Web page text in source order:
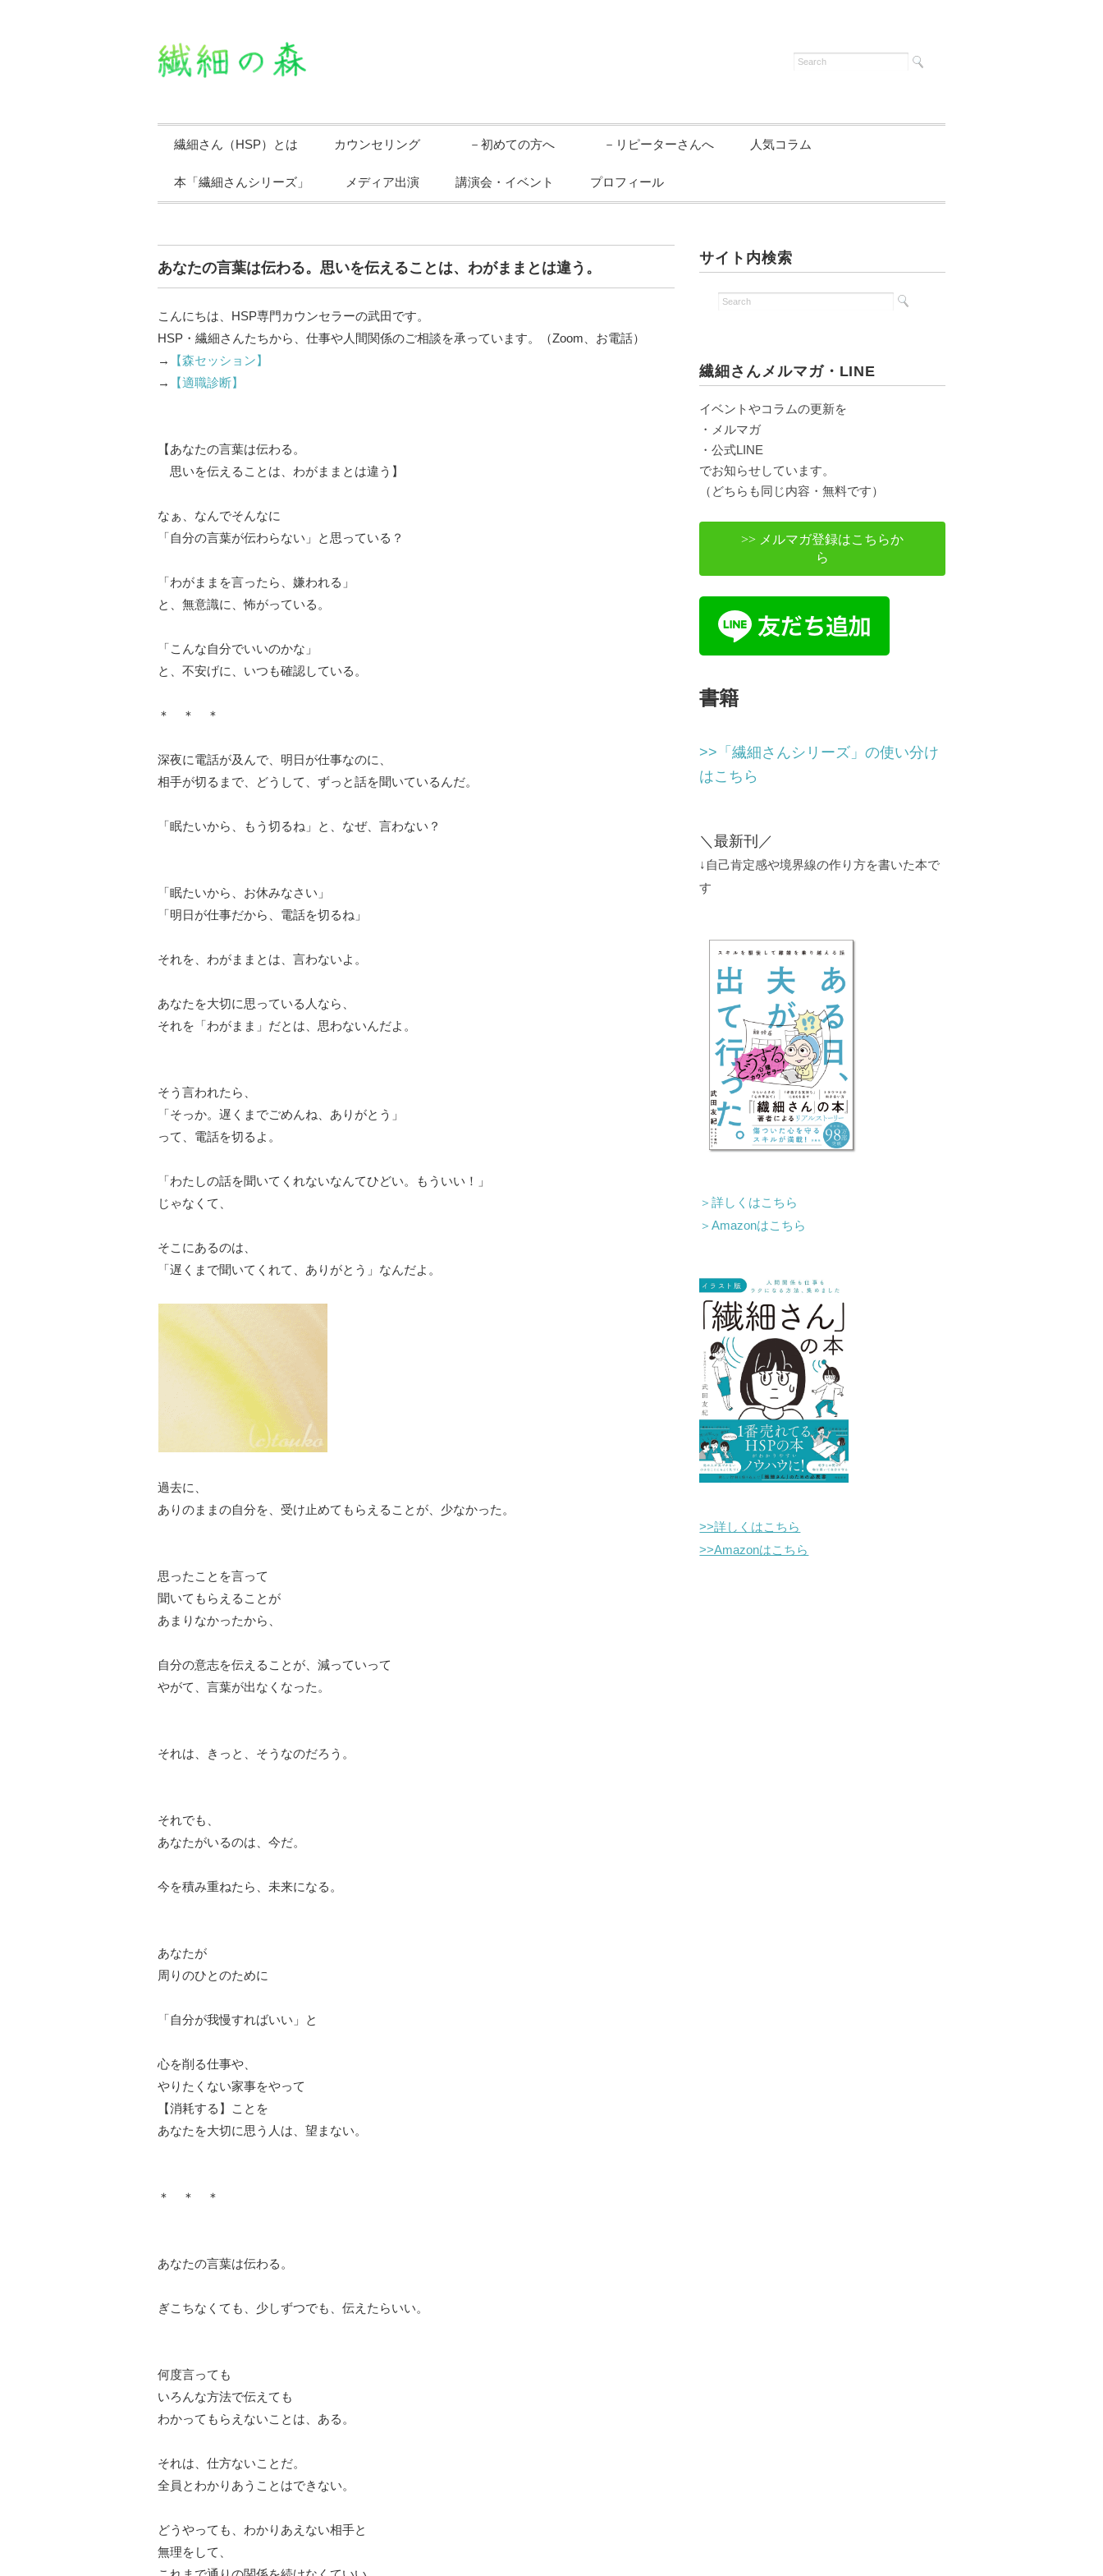
繊細さん（HSP）とは カウンセリング －初めての方へ －リピーターさんへ 人気コラム
本「繊細さんシリーズ」 メディア出演 講演会・イベント プロフィール
あなたの言葉は伝わる。思いを伝えることは、わがままとは違う。
こんにちは、HSP専門カウンセラーの武田です。
HSP・繊細さんたちから、仕事や人間関係のご相談を承っています。（Zoom、お電話）
→
【森セッション】
→
【適職診断】
【あなたの言葉は伝わる。
思いを伝えることは、わがままとは違う】
なぁ、なんでそんなに
「自分の言葉が伝わらない」と思っている？
「わがままを言ったら、嫌われる」
と、無意識に、怖がっている。
「こんな自分でいいのかな」
と、不安げに、いつも確認している。
＊ ＊ ＊
深夜に電話が及んで、明日が仕事なのに、
相手が切るまで、どうして、ずっと話を聞いているんだ。
「眠たいから、もう切るね」と、なぜ、言わない？
「眠たいから、お休みなさい」
「明日が仕事だから、電話を切るね」
それを、わがままとは、言わないよ。
あなたを大切に思っている人なら、
それを「わがまま」だとは、思わないんだよ。
そう言われたら、
「そっか。遅くまでごめんね、ありがとう」
って、電話を切るよ。
「わたしの話を聞いてくれないなんてひどい。もういい！」
じゃなくて、
そこにあるのは、
「遅くまで聞いてくれて、ありがとう」なんだよ。
過去に、
ありのままの自分を、受け止めてもらえることが、少なかった。
思ったことを言って
聞いてもらえることが
あまりなかったから、
自分の意志を伝えることが、減っていって
やがて、言葉が出なくなった。
それは、きっと、そうなのだろう。
それでも、
あなたがいるのは、今だ。
今を積み重ねたら、未来になる。
あなたが
周りのひとのために
「自分が我慢すればいい」と
心を削る仕事や、
やりたくない家事をやって
【消耗する】ことを
あなたを大切に思う人は、望まない。
＊ ＊ ＊
あなたの言葉は伝わる。
ぎこちなくても、少しずつでも、伝えたらいい。
何度言っても
いろんな方法で伝えても
わかってもらえないことは、ある。
それは、仕方ないことだ。
全員とわかりあうことはできない。
どうやっても、わかりあえない相手と
無理をして、
サイト内検索
繊細さんメルマガ・LINE
イベントやコラムの更新を
・メルマガ
・公式LINE
でお知らせしています。
（どちらも同じ内容・無料です）
>> メルマガ登録はこちらか
ら
書籍
>>「繊細さんシリーズ」の使い分け
はこちら
＼最新刊／
↓自己肯定感や境界線の作り方を書いた本で
す
＞詳しくはこちら
＞Amazonはこちら
>>詳しくはこちら
>>Amazonはこちら